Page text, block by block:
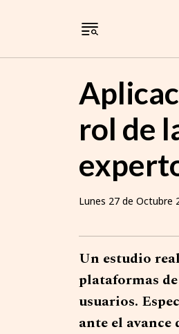
rol de
Lunes 27 de Octubre
Un estudio
plataformas
usuarios.
ante el avance